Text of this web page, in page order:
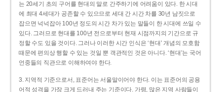
는 20세기 초의 구어를 현대의 말로 간주하기에 어려움이 있다. 한 시대
에 최대 4세대가 공존할 수 있으므로 세대 간 시간 차를 30년 남짓으로
잡으면 넉넉잡아 100년 정도의 시간 차가 있는 말들이 한 시대에 쓰일 수
있다. 그러므로 현대를 100년 전으로부터 현재 시점까지의 기간으로 규
정할 수도 있을 것이다. 그러나 이러한 시간 인식은 ‘현대’ 개념의 모호함
때문에 편의상 행할 수 있는 것일 뿐 객관적인 것은 아니다. ‘현대’는 국어
언중들의 직관으로 이해하여야 한다.
3. 지역적 기준으로서, 표준어는 서울말이어야 한다. 이는 표준어의 공용
어적 성격을 가장 크게 드러내 주는 기준이다. 가령, 많은 지역 사람들이